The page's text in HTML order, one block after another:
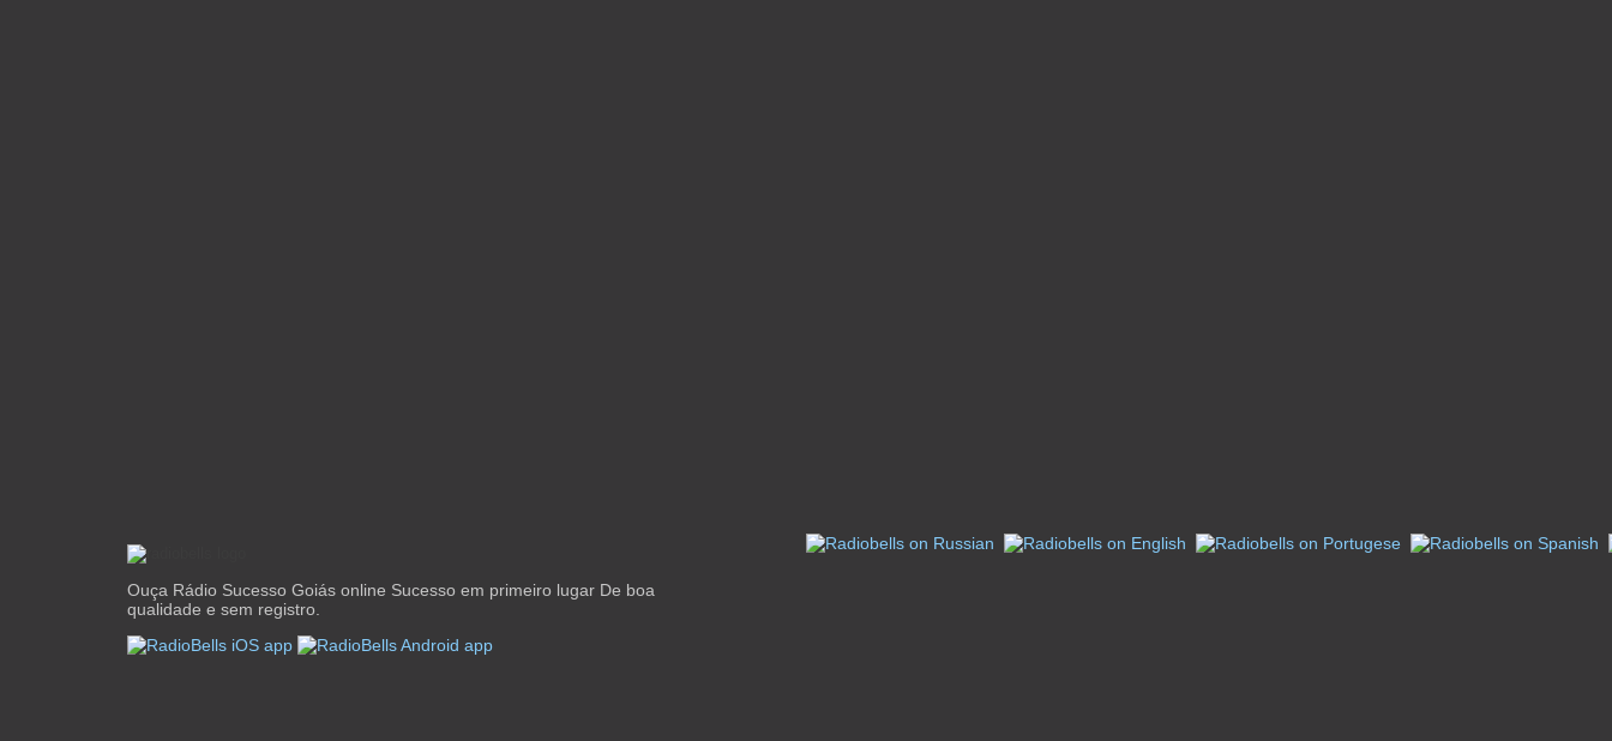
Ouça Rádio Sucesso Goiás online Sucesso em primeiro lugar De boa
qualidade e sem registro.